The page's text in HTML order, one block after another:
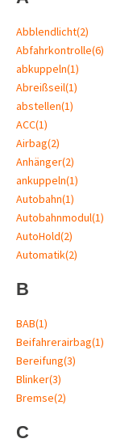
Abblendlicht(2)
Abfahrkontrolle(6)
abkuppeln(1)
Abreißseil(1)
abstellen(1)
ACC(1)
Airbag(2)
Anhänger(2)
ankuppeln(1)
Autobahn(1)
Autobahnmodul(1)
AutoHold(2)
Automatik(2)
B
BAB(1)
Beifahrerairbag(1)
Bereifung(3)
Blinker(3)
Bremse(2)
C